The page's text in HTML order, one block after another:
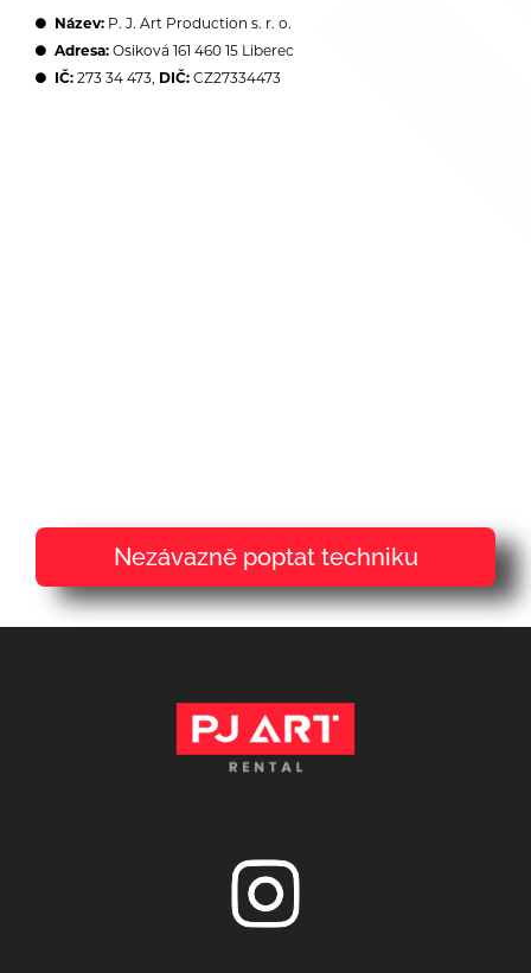
Název:P. J. Art Production s. r. o.
Adresa:Osiková 161 460 15 Liberec
IČ:273 34 473, DIČ:CZ27334473
Nezávazně poptat techniku